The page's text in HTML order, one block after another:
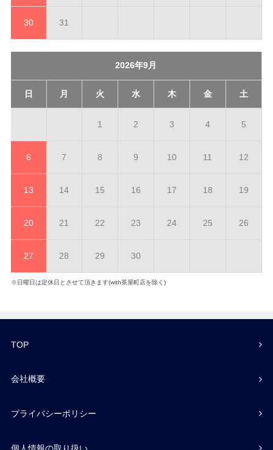
30 31
2026年9月
日 月 火 水 木 金 土
1 2 3 4 5
6 7 8 9 10 11 12
13 14 15 16 17 18 19
20 21 22 23 24 25 26
27 28 29 30
※日曜日は定休日とさせて頂きます(with茶屋町店を除く)
TOP
会社概要
プライバシーポリシー